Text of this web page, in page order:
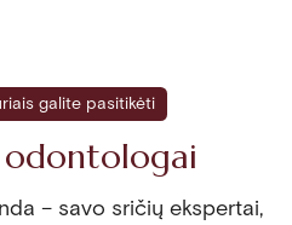
galite pasitikėti
– savo sričių ekspertai,